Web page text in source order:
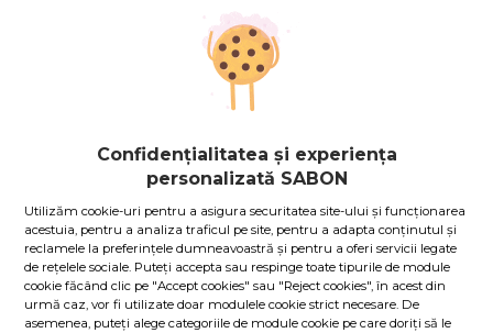
Potrivit pentru călătorii
Datorită dimesiunilor reduse, puteţi lua cu uşurinţă acest
produs în călătoriile de afaceri sau în vacanţe.
Preț cu Royal Passport:40.50lei
Dacă aveţi card Royal Passport, vă rugăm să vă
pentru a beneficia de reducerile exclusive.
În caz contrar, puteţi obţine unul chiar acum,apăsând aici.
150.00 leiper 100 ml
Cod produs: 11216SÎn stoc
Confidențialitatea și experiența
personalizată SABON
Utilizăm cookie-uri pentru a asigura securitatea site-ului și funcționarea
acestuia, pentru a analiza traficul pe site, pentru a adapta conținutul și
reclamele la preferințele dumneavoastră și pentru a oferi servicii legate
de rețelele sociale. Puteți accepta sau respinge toate tipurile de module
cookie făcând clic pe "Accept cookies" sau "Reject cookies", în acest din
urmă caz, vor fi utilizate doar modulele cookie strict necesare. De
asemenea, puteți alege categoriile de module cookie pe care doriți să le